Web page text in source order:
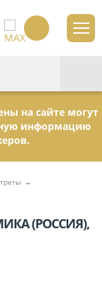
на сайте могут
информацию
(РОССИЯ),